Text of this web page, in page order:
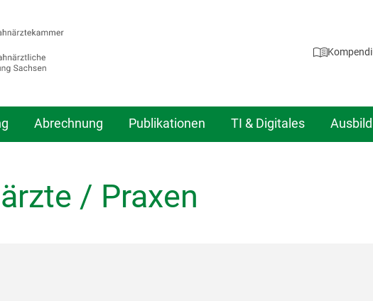
Abrechnung Publikationen TI & Digitales
/ Praxen